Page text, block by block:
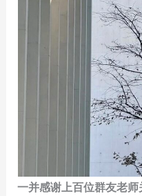
一并感谢上百位群友老